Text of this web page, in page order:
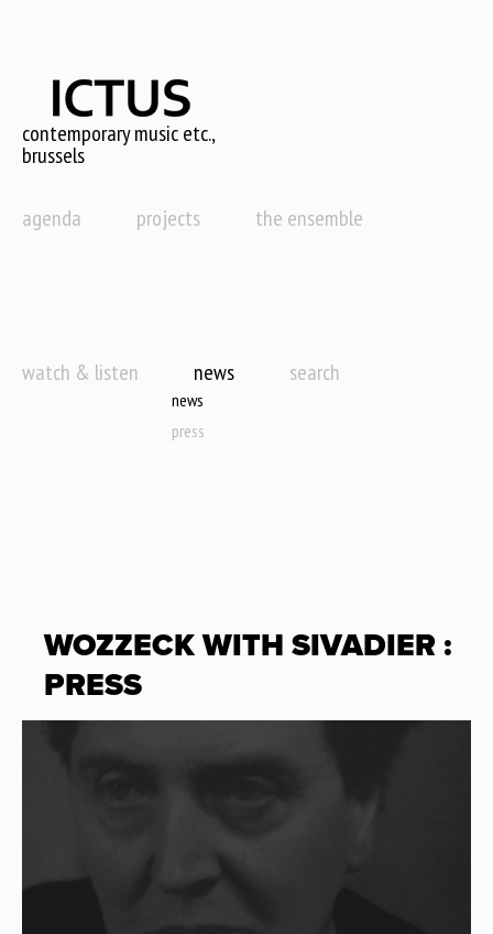
content
contemporary music etc.,
brussels
agenda projects the ensemble
watch & listen news
news
press
search
WOZZECK WITH SIVADIER :
PRESS